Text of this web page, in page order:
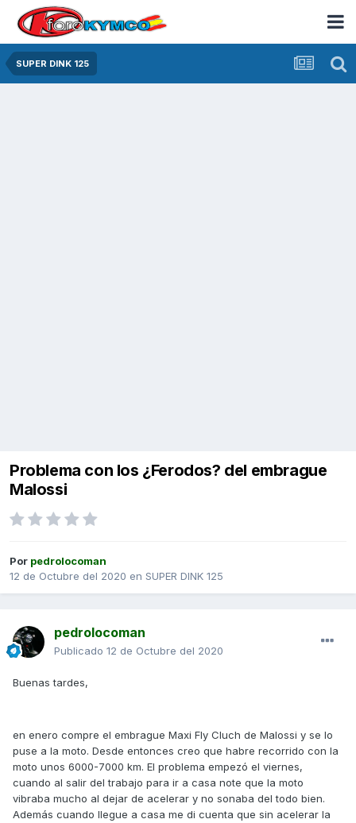
SUPER DINK 125
Problema con los ¿Ferodos? del embrague
Malossi
Por pedrolocoman
12 de Octubre del 2020 en SUPER DINK 125
pedrolocoman
Publicado 12 de Octubre del 2020
Buenas tardes,
en enero compre el embrague Maxi Fly Cluch de Malossi y se lo
puse a la moto. Desde entonces creo que habre recorrido con la
moto unos 6000-7000 km. El problema empezó el viernes,
cuando al salir del trabajo para ir a casa note que la moto
vibraba mucho al dejar de acelerar y no sonaba del todo bien.
Además cuando llegue a casa me di cuenta que sin acelerar la